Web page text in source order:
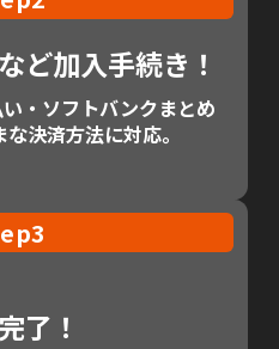
ど加入手続き！
・ソフトバンクまとめ
決済方法に対応。
了！